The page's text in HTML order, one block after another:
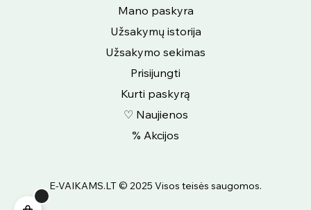
Mano paskyra
Užsakymų istorija
Užsakymo sekimas
Prisijungti
Kurti paskyrą
♡ Naujienos
% Akcijos
E-VAIKAMS.LT © 2025 Visos teisės saugomos.